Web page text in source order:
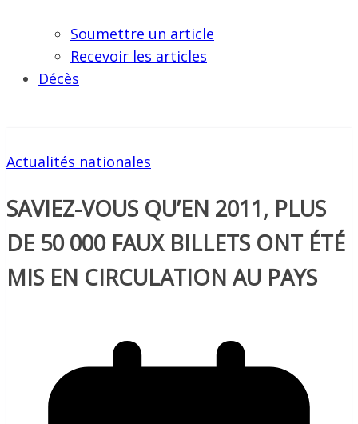
Soumettre un article
Recevoir les articles
Décès
Actualités nationales
SAVIEZ-VOUS QU’EN 2011, PLUS
DE 50 000 FAUX BILLETS ONT ÉTÉ
MIS EN CIRCULATION AU PAYS